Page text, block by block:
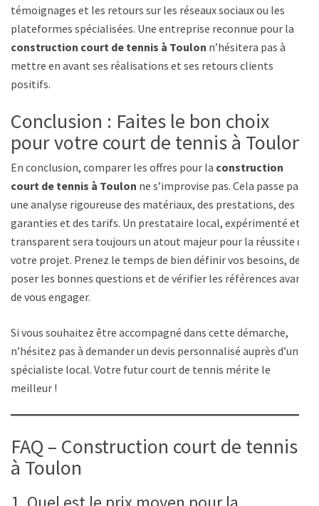
témoignages et les retours sur les réseaux sociaux ou les
plateformes spécialisées. Une entreprise reconnue pour la
construction court de tennis à Toulon n’hésitera pas à
mettre en avant ses réalisations et ses retours clients
positifs.
Conclusion : Faites le bon choix
pour votre court de tennis à Toulon
En conclusion, comparer les offres pour la construction
court de tennis à Toulon ne s’improvise pas. Cela passe par
une analyse rigoureuse des matériaux, des prestations, des
garanties et des tarifs. Un prestataire local, expérimenté et
transparent sera toujours un atout majeur pour la réussite de
votre projet. Prenez le temps de bien définir vos besoins, de
poser les bonnes questions et de vérifier les références avant
de vous engager.
Si vous souhaitez être accompagné dans cette démarche,
n’hésitez pas à demander un devis personnalisé auprès d’un
spécialiste local. Votre futur court de tennis mérite le
meilleur !
FAQ – Construction court de tennis
à Toulon